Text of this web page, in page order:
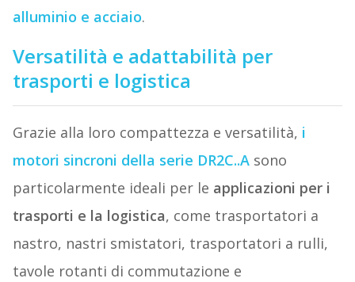
alluminio e acciaio.
Versatilità e adattabilità per
trasporti e logistica
Grazie alla loro compattezza e versatilità, i
motori sincroni della serie DR2C..Asono
particolarmente ideali per le applicazioni per i
trasporti e la logistica, come trasportatori a
nastro, nastri smistatori, trasportatori a rulli,
tavole rotanti di commutazione e